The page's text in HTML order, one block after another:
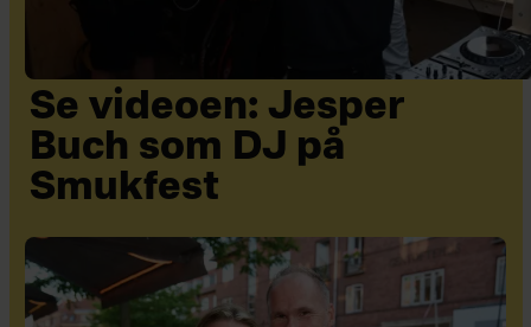
Se videoen: Jesper
Buch som DJ på
Smukfest